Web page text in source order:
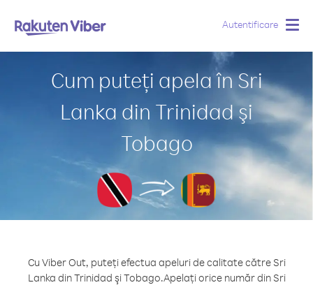
Autentificare
Cum puteți apela în Sri
Lanka din Trinidad şi
Tobago
Cu Viber Out, puteți efectua apeluri de calitate către Sri
Lanka din Trinidad şi Tobago.Apelați orice număr din Sri